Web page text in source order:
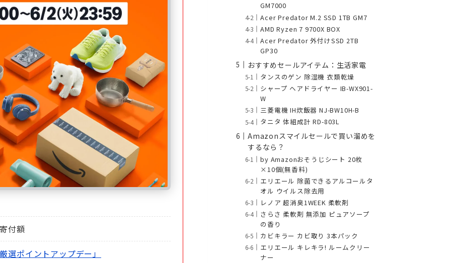
付額
選ポイントアップデー」
GM7000
Acer Predator M.2 SSD 1TB GM7
AMD Ryzen 7 9700X BOX
Acer Predator 外付けSSD 2TB
GP30
おすすめセールアイテム：生活家電
タンスのゲン 除湿機 衣類乾燥
シャープ ヘアドライヤー IB-WX901-
W
三菱電機 IH炊飯器 NJ-BW10H-B
タニタ 体組成計 RD-803L
Amazonスマイルセールで買い溜めを
するなら？
by Amazonおそうじシート 20枚
×10個(無香料)
エリエール 除菌できるアルコールタ
オル ウイルス除去用
レノア 超消臭1WEEK 柔軟剤
さらさ 柔軟剤 無添加 ピュアソープ
の香り
カビキラー カビ取り 3本パック
エリエール キレキラ! ルームクリー
ナー